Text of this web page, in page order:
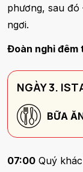
phương, sau
ngơi.
Đoàn nghỉ đêm
NGÀY 3.
BỮA
07:00 Quý